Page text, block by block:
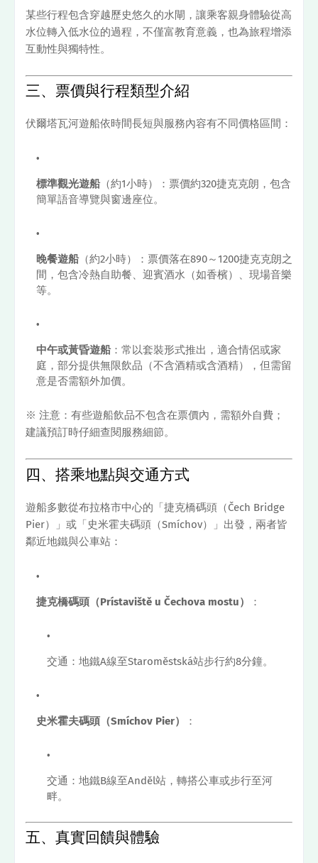
某些行程包含穿越歷史悠久的水閘，讓乘客親身體驗從高
水位轉入低水位的過程，不僅富教育意義，也為旅程增添
互動性與獨特性。
三、票價與行程類型介紹
伏爾塔瓦河遊船依時間長短與服務內容有不同價格區間：
標準觀光遊船（約1小時）：票價約320捷克克朗，包含
簡單語音導覽與窗邊座位。
晚餐遊船（約2小時）：票價落在890～1200捷克克朗之
間，包含冷熱自助餐、迎賓酒水（如香檳）、現場音樂
等。
中午或黃昏遊船：常以套裝形式推出，適合情侶或家
庭，部分提供無限飲品（不含酒精或含酒精），但需留
意是否需額外加價。
※ 注意：有些遊船飲品不包含在票價內，需額外自費；
建議預訂時仔細查閱服務細節。
四、搭乘地點與交通方式
遊船多數從布拉格市中心的「捷克橋碼頭（Čech Bridge
Pier）」或「史米霍夫碼頭（Smíchov）」出發，兩者皆
鄰近地鐵與公車站：
捷克橋碼頭（Prístaviště u Čechova mostu） ：
交通：地鐵A線至Staroměstská站步行約8分鐘。
史米霍夫碼頭（Smíchov Pier） ：
交通：地鐵B線至Anděl站，轉搭公車或步行至河
畔。
五、真實回饋與體驗